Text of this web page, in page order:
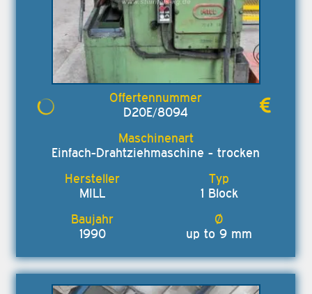
D20E/8094
Einfach-Drahtziehmaschine - trocken
MILL 1 Block
1990 up to 9 mm